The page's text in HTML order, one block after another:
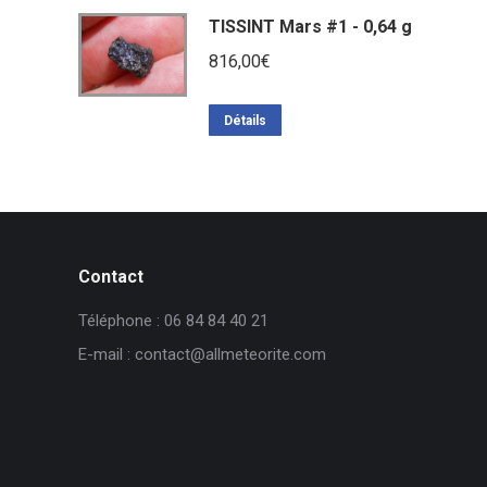
TISSINT Mars #1 - 0,64 g
816,00€
Détails
Contact
Téléphone : 06 84 84 40 21
E-mail : contact@allmeteorite.com